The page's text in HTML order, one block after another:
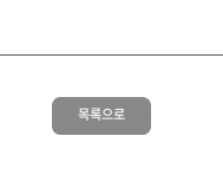
목록으로